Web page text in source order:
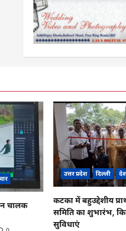
चालक
उत्तर प्रदेश दिल्ली
कटका में बहुउद्देशीय
समिति का शुभारंभ,
सुविधाएं